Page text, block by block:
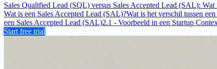
Sales Qualified Lead (SQL) versus Sales Accepted Lead (SAL): Wat
Wat is een Sales Accepted Lead (SAL)?Wat is het verschil tussen
een Sales Accepted Lead (SAL)2.1 - Voorbeeld in een Startup
Start free trial